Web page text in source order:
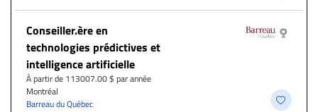
Conseiller.ère en
technologies prédictives et
intelligence artificielle
À partir de 113007.00 $ par année
Montréal
Barreau du Québec